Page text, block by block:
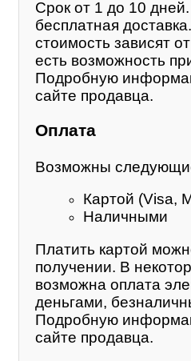
Срок от 1 до 10
бесплатная
стоимость зависят
есть возможность
Подробную
сайте продавца.
Оплата
Возможны
Картой (Visa,
Наличными
Платить картой
получении. В
возможна оплата
деньгами,
Подробную
сайте продавца.